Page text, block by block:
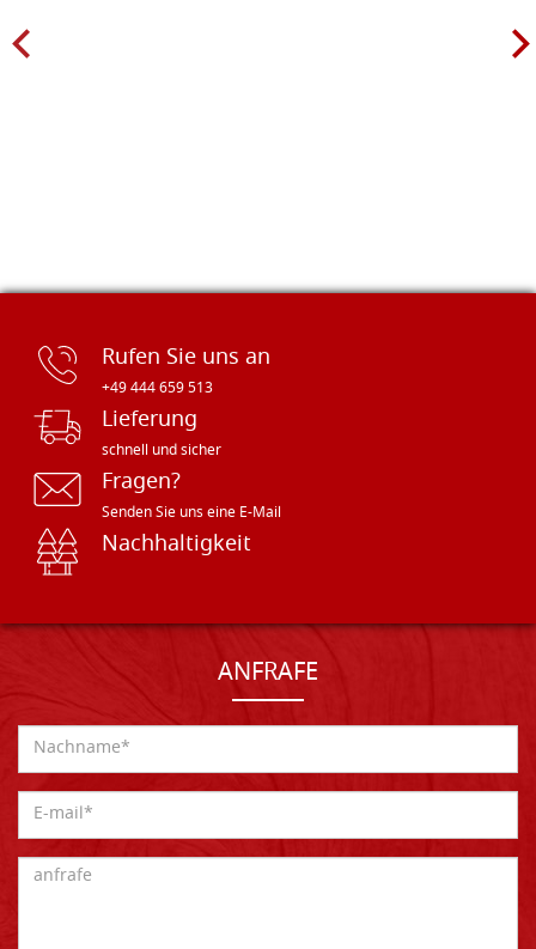
Rufen Sie uns an
+49 444 659 513
Lieferung
schnell und sicher
Fragen?
Senden Sie uns eine E-Mail
Nachhaltigkeit
ANFRAFE